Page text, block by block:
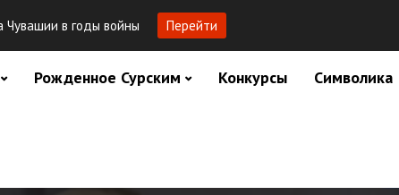
Рожденное Сурским Конкурсы Символика
Чувашии в годы войны Перейти